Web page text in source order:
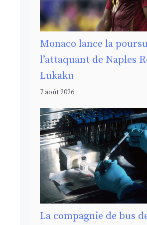
Monaco lance la
l’attaquant de Naples
Lukaku
7 août 2026
La compagnie de bus